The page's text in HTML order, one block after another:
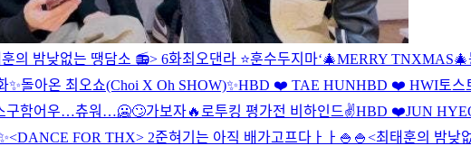
의 밤낮없는 땡담소 📻> 6화최오댄라 ⭐️훈수두지마‘🎄MERRY TNXMAS🎄
✨돌아온 최오쇼(Choi X Oh SHOW)✨HBD ❤️ TAE HUNHBD ❤️ HWI토스
구함어우…츄워…🥶🙄가보자🔥 로투킹 평가전 비하인드✌️HBD ❤️JUN
<DANCE FOR THX> 2준혀기는 아직 배가고프다ㅏㅏ🍚🍚<최태훈의 밤낮